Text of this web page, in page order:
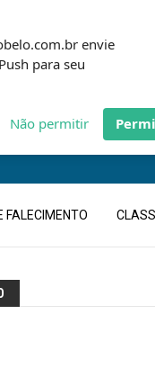
envie
para seu
Não permitir
FALECIMENTO